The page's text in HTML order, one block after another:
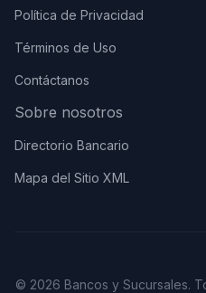
Política de Privacidad
Términos de Uso
Contáctanos
Sobre nosotros
Directorio Bancario
Mapa del Sitio XML
© 2026 Bancos y Sucursales.